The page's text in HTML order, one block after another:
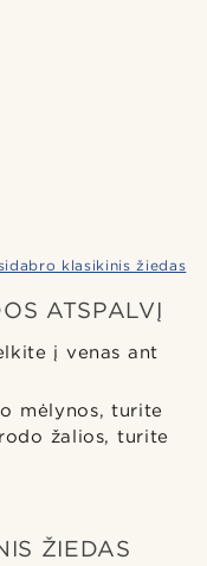
klasikinis žiedas
ATSPALVĮ
į venas ant
mėlynos, turite
žalios, turite
ŽIEDAS